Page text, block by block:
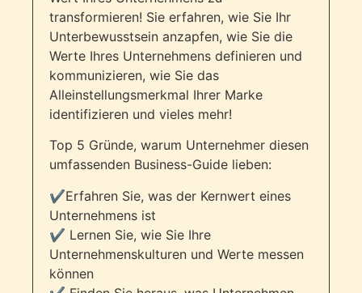
transformieren! Sie erfahren, wie Sie Ihr
Unterbewusstsein anzapfen, wie Sie die
Werte Ihres Unternehmens definieren und
kommunizieren, wie Sie das
Alleinstellungsmerkmal Ihrer Marke
identifizieren und vieles mehr!
Top 5 Gründe, warum Unternehmer diesen
umfassenden Business-Guide lieben:
✔️Erfahren Sie, was der Kernwert eines
Unternehmens ist
✔️ Lernen Sie, wie Sie Ihre
Unternehmenskulturen und Werte messen
können